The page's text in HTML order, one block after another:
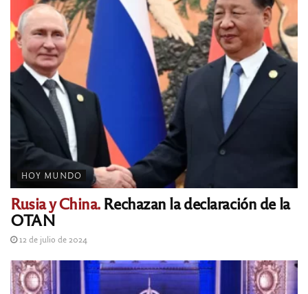
HOY MUNDO
Rusia y China.Rechazan la declaración de la
OTAN
12 de julio de 2024